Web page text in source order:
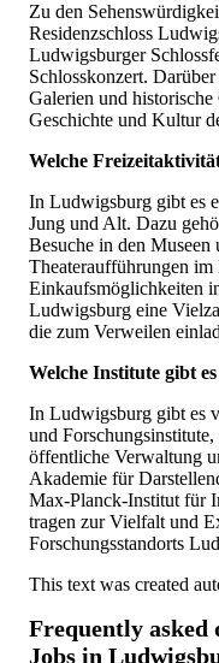
Zu den
Residenzschloss
Ludwigsburger
Schlosskonzert.
Galerien und
Geschichte und Kultur
Welche
In Ludwigsburg gibt es
Jung und Alt. Dazu
Besuche in den Museen
Theateraufführungen im
Einkaufsmöglichkeiten
Ludwigsburg eine
die zum Verweilen
Welche Institute gibt
In Ludwigsburg gibt es
und
öffentliche Verwaltung
Akademie für
Max-Planck-Institut für
tragen zur Vielfalt und
Forschungsstandorts
This text was created
Frequently asked
Jobs in